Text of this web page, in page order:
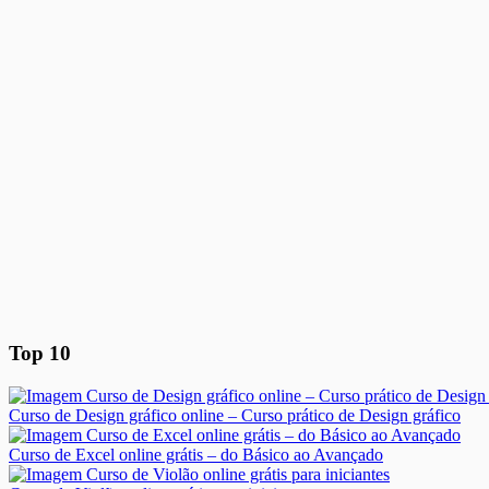
Top 10
Curso de Design gráfico online – Curso prático de Design gráfico
Curso de Excel online grátis – do Básico ao Avançado